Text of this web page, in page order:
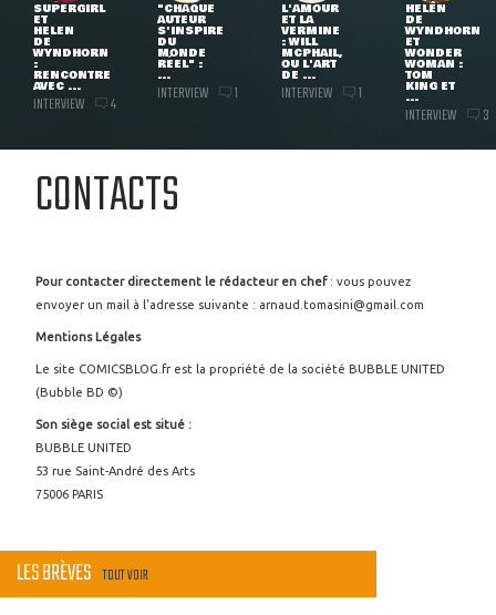
SUPERGIRL
ET
HELEN
DE
WYNDHORN
:
RENCONTRE
AVEC ...
INTERVIEW 4
"CHAQUE
AUTEUR
S'INSPIRE
DU
MONDE
RÉEL" :
...
INTERVIEW 1
L'AMOUR
ET LA
VERMINE
: WILL
MCPHAIL,
OU L'ART
DE ...
INTERVIEW 1
HELEN
DE
WYNDHORN
ET
WONDER
WOMAN :
TOM
KING ET
...
INTERVIEW 3
CONTACTS
Pour contacter directement le rédacteur en chef : vous pouvez
envoyer un mail à l'adresse suivante : arnaud.tomasini@gmail.com
Mentions Légales
Le site COMICSBLOG.fr est la propriété de la société BUBBLE UNITED
(Bubble BD ©)
Son siège social est situé :
BUBBLE UNITED
53 rue Saint-André des Arts
75006 PARIS
LES BRÈVES TOUT VOIR